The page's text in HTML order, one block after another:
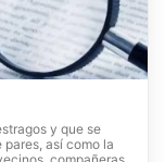
y que se
así como la